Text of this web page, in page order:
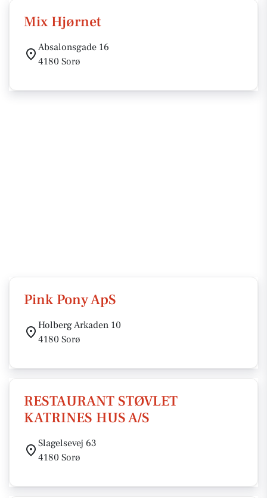
Mix Hjørnet
Absalonsgade 16
4180 Sorø
Pink Pony ApS
Holberg Arkaden 10
4180 Sorø
RESTAURANT STØVLET
KATRINES HUS A/S
Slagelsevej 63
4180 Sorø